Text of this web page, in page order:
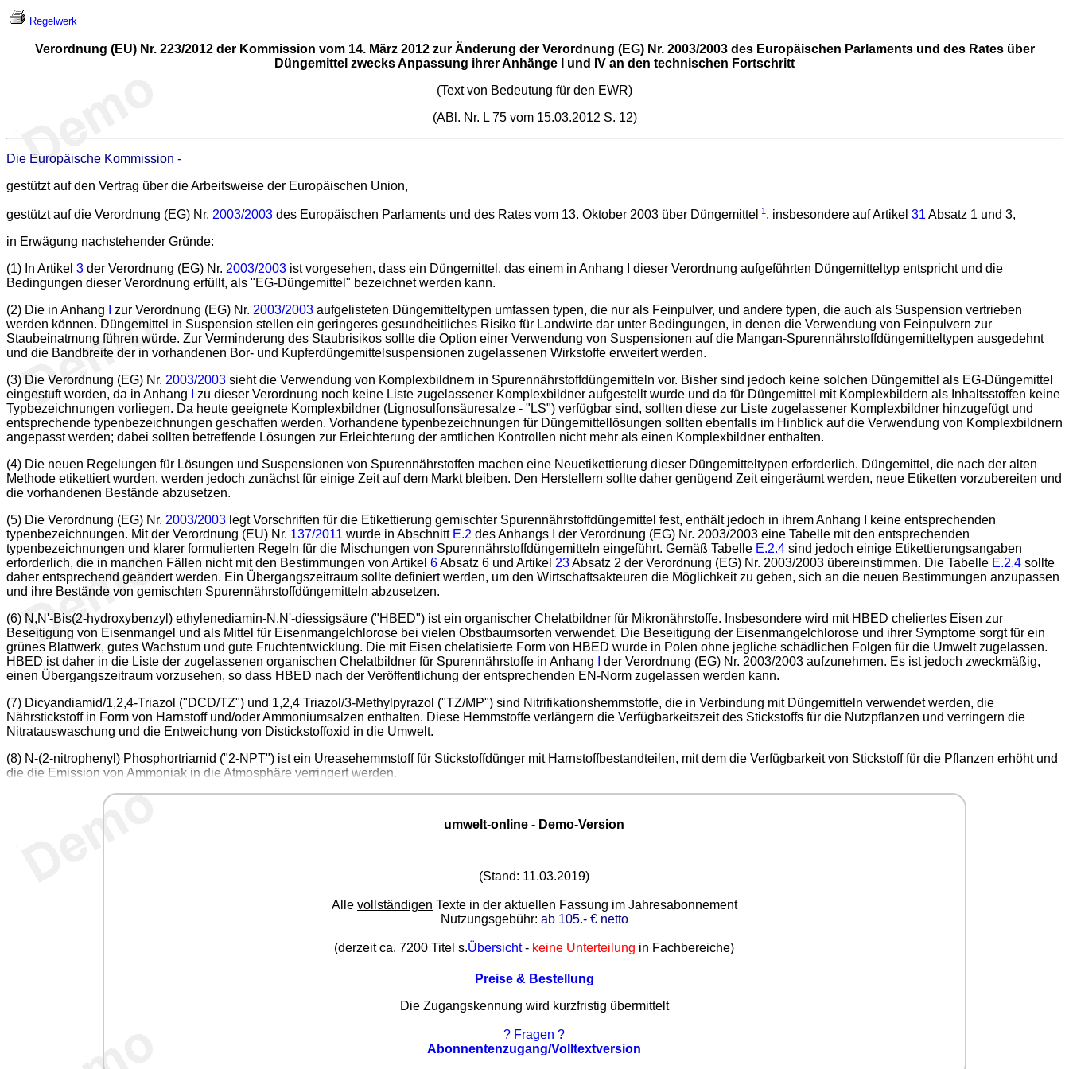
Regelwerk
Verordnung (EU) Nr. 223/2012 der Kommission vom 14. März 2012 zur Änderung der Verordnung (EG) Nr. 2003/2003 des Europäischen Parlaments und des Rates über
Düngemittel zwecks Anpassung ihrer Anhänge I und IV an den technischen Fortschritt
(Text von Bedeutung für den EWR)
(ABl. Nr. L 75 vom 15.03.2012 S. 12)
Die Europäische Kommission -
gestützt auf den Vertrag über die Arbeitsweise der Europäischen Union,
gestützt auf die Verordnung (EG) Nr. 2003/2003 des Europäischen Parlaments und des Rates vom 13. Oktober 2003 über Düngemittel 1 , insbesondere auf Artikel 31 Absatz 1 und 3,
in Erwägung nachstehender Gründe:
(1) In Artikel 3 der Verordnung (EG) Nr. 2003/2003 ist vorgesehen, dass ein Düngemittel, das einem in Anhang I dieser Verordnung aufgeführten Düngemitteltyp entspricht und die
Bedingungen dieser Verordnung erfüllt, als "EG-Düngemittel" bezeichnet werden kann.
(2) Die in Anhang
zur Verordnung (EG) Nr. 2003/2003 aufgelisteten Düngemitteltypen umfassen typen, die nur als Feinpulver, und andere typen, die auch als Suspension vertrieben
werden können. Düngemittel in Suspension stellen ein geringeres gesundheitliches Risiko für Landwirte dar unter Bedingungen, in denen die Verwendung von Feinpulvern zur
Staubeinatmung führen würde. Zur Verminderung des Staubrisikos sollte die Option einer Verwendung von Suspensionen auf die Mangan-Spurennährstoffdüngemitteltypen ausgedehnt
und die Bandbreite der in vorhandenen Bor- und Kupferdüngemittelsuspensionen zugelassenen Wirkstoffe erweitert werden.
(3) Die Verordnung (EG) Nr. 2003/2003 sieht die Verwendung von Komplexbildnern in Spurennährstoffdüngemitteln vor. Bisher sind jedoch keine solchen Düngemittel als EG-Düngemittel
eingestuft worden, da in Anhang
zu dieser Verordnung noch keine Liste zugelassener Komplexbildner aufgestellt wurde und da für Düngemittel mit Komplexbildern als Inhaltsstoffen keine
Typbezeichnungen vorliegen. Da heute geeignete Komplexbildner (Lignosulfonsäuresalze - "LS") verfügbar sind, sollten diese zur Liste zugelassener Komplexbildner hinzugefügt und
entsprechende typenbezeichnungen geschaffen werden. Vorhandene typenbezeichnungen für Düngemittellösungen sollten ebenfalls im Hinblick auf die Verwendung von Komplexbildnern
angepasst werden; dabei sollten betreffende Lösungen zur Erleichterung der amtlichen Kontrollen nicht mehr als einen Komplexbildner enthalten.
(4) Die neuen Regelungen für Lösungen und Suspensionen von Spurennährstoffen machen eine Neuetikettierung dieser Düngemitteltypen erforderlich. Düngemittel, die nach der alten
Methode etikettiert wurden, werden jedoch zunächst für einige Zeit auf dem Markt bleiben. Den Herstellern sollte daher genügend Zeit eingeräumt werden, neue Etiketten vorzubereiten und
die vorhandenen Bestände abzusetzen.
(5) Die Verordnung (EG) Nr. 2003/2003 legt Vorschriften für die Etikettierung gemischter Spurennährstoffdüngemittel fest, enthält jedoch in ihrem Anhang I keine entsprechenden
typenbezeichnungen. Mit der Verordnung (EU) Nr. 137/2011 wurde in Abschnitt E.2 des Anhangs
der Verordnung (EG) Nr. 2003/2003 eine Tabelle mit den entsprechenden
typenbezeichnungen und klarer formulierten Regeln für die Mischungen von Spurennährstoffdüngemitteln eingeführt. Gemäß Tabelle E.2.4 sind jedoch einige Etikettierungsangaben
erforderlich, die in manchen Fällen nicht mit den Bestimmungen von Artikel 6Absatz 6 und Artikel 23Absatz 2 der Verordnung (EG) Nr. 2003/2003 übereinstimmen. Die Tabelle E.2.4 sollte
daher entsprechend geändert werden. Ein Übergangszeitraum sollte definiert werden, um den Wirtschaftsakteuren die Möglichkeit zu geben, sich an die neuen Bestimmungen anzupassen
und ihre Bestände von gemischten Spurennährstoffdüngemitteln abzusetzen.
(6) N,N'-Bis(2-hydroxybenzyl) ethylenediamin-N,N'-diessigsäure ("HBED") ist ein organischer Chelatbildner für Mikronährstoffe. Insbesondere wird mit HBED cheliertes Eisen zur
Beseitigung von Eisenmangel und als Mittel für Eisenmangelchlorose bei vielen Obstbaumsorten verwendet. Die Beseitigung der Eisenmangelchlorose und ihrer Symptome sorgt für ein
grünes Blattwerk, gutes Wachstum und gute Fruchtentwicklung. Die mit Eisen chelatisierte Form von HBED wurde in Polen ohne jegliche schädlichen Folgen für die Umwelt zugelassen.
HBED ist daher in die Liste der zugelassenen organischen Chelatbildner für Spurennährstoffe in Anhang
der Verordnung (EG) Nr. 2003/2003 aufzunehmen. Es ist jedoch zweckmäßig,
einen Übergangszeitraum vorzusehen, so dass HBED nach der Veröffentlichung der entsprechenden EN-Norm zugelassen werden kann.
(7) Dicyandiamid/1,2,4-Triazol ("DCD/TZ") und 1,2,4 Triazol/3-Methylpyrazol ("TZ/MP") sind Nitrifikationshemmstoffe, die in Verbindung mit Düngemitteln verwendet werden, die
Nährstickstoff in Form von Harnstoff und/oder Ammoniumsalzen enthalten. Diese Hemmstoffe verlängern die Verfügbarkeitszeit des Stickstoffs für die Nutzpflanzen und verringern die
Nitratauswaschung und die Entweichung von Distickstoffoxid in die Umwelt.
(8) N-(2-nitrophenyl) Phosphortriamid ("2-NPT") ist ein Ureasehemmstoff für Stickstoffdünger mit Harnstoffbestandteilen, mit dem die Verfügbarkeit von Stickstoff für die Pflanzen erhöht und
die die Emission von Ammoniak in die Atmosphäre verringert werden.
umwelt-online - Demo-Version
(Stand: 11.03.2019)
Alle vollständigen Texte in der aktuellen Fassung im Jahresabonnement
Nutzungsgebühr: ab 105.- € netto
(derzeit ca. 7200 Titel s.Übersicht- keine Unterteilung in Fachbereiche)
Preise & Bestellung
Die Zugangskennung wird kurzfristig übermittelt
? Fragen ?
Abonnentenzugang/Volltextversion